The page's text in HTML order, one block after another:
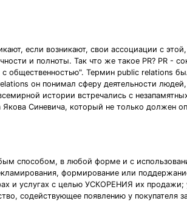
если возникают, свои ассоциации с
и полноты. Так что же такое PR? PR -
с общественностью". Термин public
он понимал сферу деятельности
истории встречались с
Синевича, который не только должен
способом, в любой форме и с
формирование или
и услугах с целью УСКОРЕНИЯ их
содействующее появлению у покупателя